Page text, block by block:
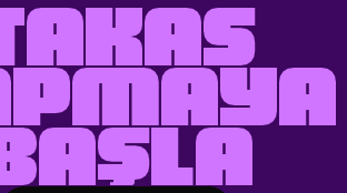
BAŞLA